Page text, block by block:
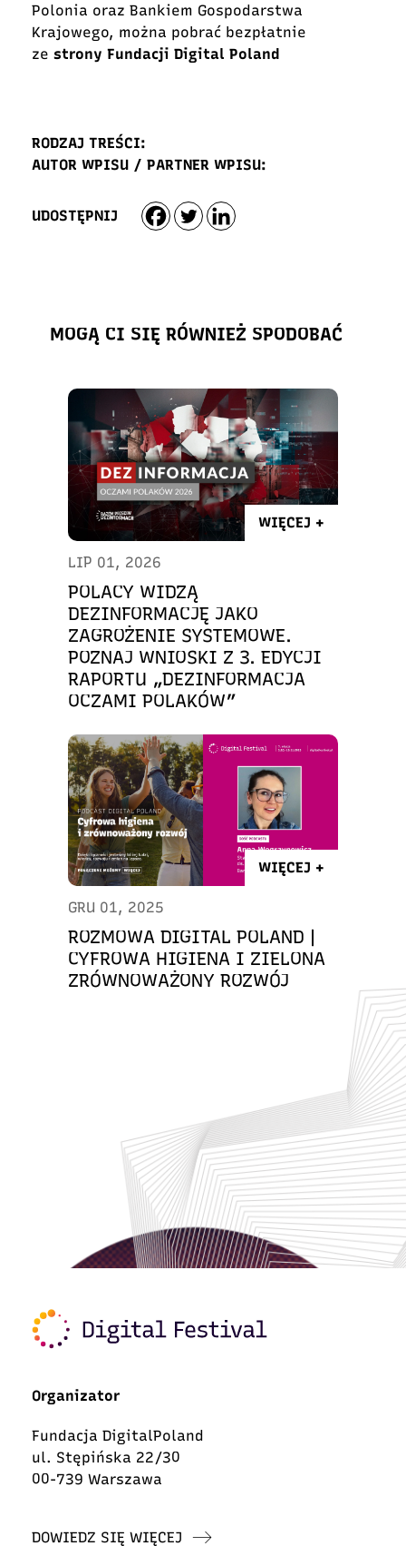
Polonia oraz Bankiem Gospodarstwa
Krajowego, można pobrać bezpłatnie
ze strony Fundacji Digital Poland
RODZAJ TREŚCI:
AUTOR WPISU / PARTNER WPISU:
UDOSTĘPNIJ
MOGĄ CI SIĘ RÓWNIEŻ SPODOBAĆ
WIĘCEJ +
LIP 01, 2026
POLACY WIDZĄ
DEZINFORMACJĘ JAKO
ZAGROŻENIE SYSTEMOWE.
POZNAJ WNIOSKI Z 3. EDYCJI
RAPORTU „DEZINFORMACJA
OCZAMI POLAKÓW”
WIĘCEJ +
GRU 01, 2025
ROZMOWA DIGITAL POLAND |
CYFROWA HIGIENA I ZIELONA
ZRÓWNOWAŻONY ROZWÓJ
Organizator
Fundacja DigitalPoland
ul. Stępińska 22/30
00-739 Warszawa
DOWIEDZ SIĘ WIĘCEJ